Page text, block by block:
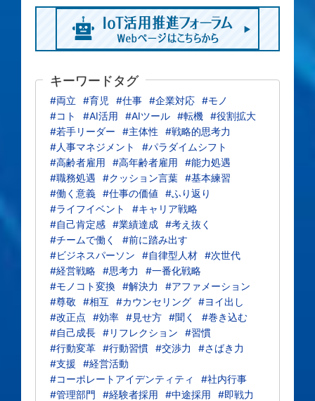
キーワードタグ
#両立 #育児 #仕事 #企業対応 #モノ
#コト
#AI活用 #AIツール #転機 #役割拡大
#若手リーダー
#主体性
#戦略的思考力
#人事マネジメント
#パラダイムシフト
#高齢者雇用
#高年齢者雇用
#能力処遇
#職務処遇
#クッション言葉 #基本練習
#働く意義 #仕事の価値
#ふり返り
#ライフイベント
#キャリア戦略
#自己肯定感 #業績達成 #考え抜く
#チームで働く
#前に踏み出す
#ビジネスパーソン
#自律型人材 #次世代
#経営戦略 #思考力
#一番化戦略
#モノコト変換 #解決力
#アファメーション
#尊敬
#相互 #カウンセリング #ヨイ出し
#改正点
#効率 #見せ方 #聞く
#巻き込む
#自己成長 #リフレクション
#習慣
#行動変革 #行動習慣 #交渉力
#さばき力
#支援
#経営活動
#コーポレートアイデンティティ
#社内行事
#管理部門
#経験者採用 #中途採用
#即戦力